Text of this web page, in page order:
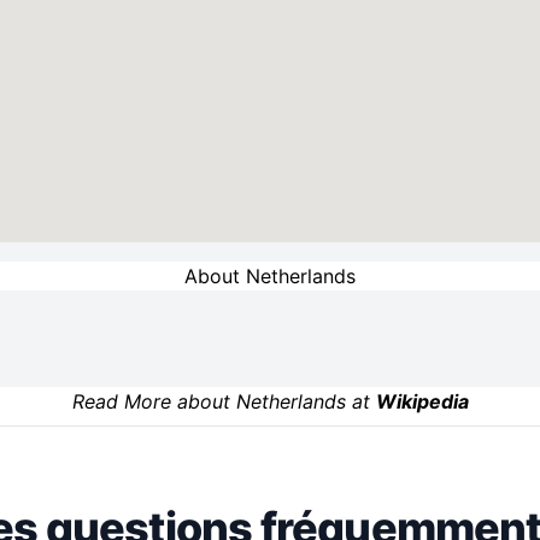
About Netherlands
Read More about Netherlands at Wikipedia
questions